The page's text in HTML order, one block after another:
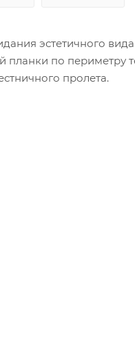
эстетичного
по периметру
пролета.